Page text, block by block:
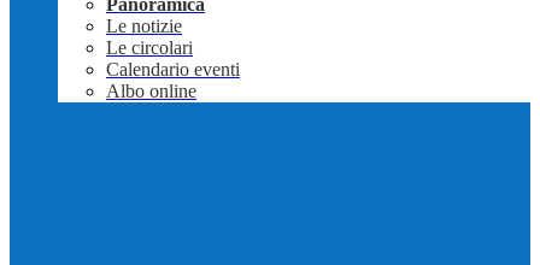
Panoramica
Le notizie
Le circolari
Calendario eventi
Albo online